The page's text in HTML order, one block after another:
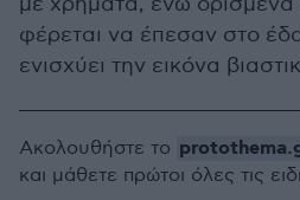
φέρεται να έπεσαν στο
ενισχύει την εικόνα
Ακολουθήστε το
και μάθετε πρώτοι όλες τις